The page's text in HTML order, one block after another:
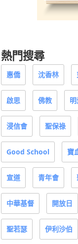
熱門搜尋
惠僑 沈香林
啟思 佛教
浸信會 聖保祿
Good School 寶
宣道 青年會
中華基督 開放日
聖若瑟 伊利沙伯